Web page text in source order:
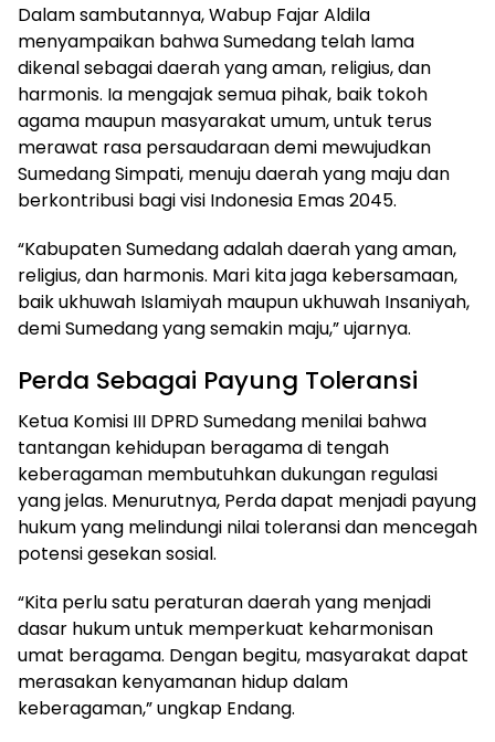
Dalam sambutannya, Wabup Fajar Aldila
menyampaikan bahwa Sumedang telah lama
dikenal sebagai daerah yang aman, religius, dan
harmonis. Ia mengajak semua pihak, baik tokoh
agama maupun masyarakat umum, untuk terus
merawat rasa persaudaraan demi mewujudkan
Sumedang Simpati, menuju daerah yang maju dan
berkontribusi bagi visi Indonesia Emas 2045.
“Kabupaten Sumedang adalah daerah yang aman,
religius, dan harmonis. Mari kita jaga kebersamaan,
baik ukhuwah Islamiyah maupun ukhuwah Insaniyah,
demi Sumedang yang semakin maju,” ujarnya.
Perda Sebagai Payung Toleransi
Ketua Komisi III DPRD Sumedang menilai bahwa
tantangan kehidupan beragama di tengah
keberagaman membutuhkan dukungan regulasi
yang jelas. Menurutnya, Perda dapat menjadi payung
hukum yang melindungi nilai toleransi dan mencegah
potensi gesekan sosial.
“Kita perlu satu peraturan daerah yang menjadi
dasar hukum untuk memperkuat keharmonisan
umat beragama. Dengan begitu, masyarakat dapat
merasakan kenyamanan hidup dalam
keberagaman,” ungkap Endang.